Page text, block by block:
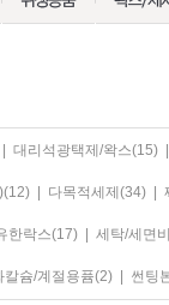
대리석광택제/왁스(15)
(12) 다목적세제 (34)
한락스(17) 세탁/세면
칼슘/계절용퓸(2) 썬팅